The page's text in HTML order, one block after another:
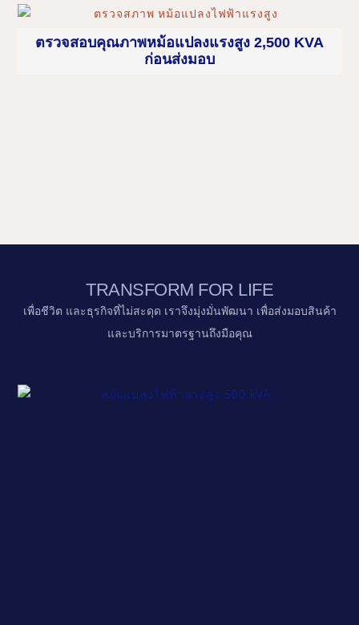
ตรวจสอบคุณภาพหม้อแปลงแรงสูง 2,500 KVA
ก่อนส่งมอบ
TRANSFORM FOR LIFE
เพื่อชีวิต และธุรกิจที่ไม่สะดุด เราจึงมุ่งมั่นพัฒนา เพื่อส่งมอบสินค้า
และบริการมาตรฐานถึงมือคุณ